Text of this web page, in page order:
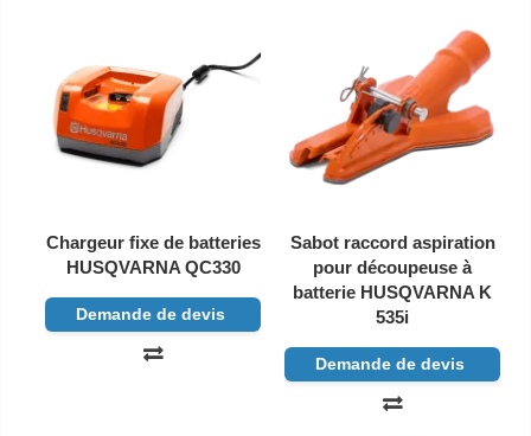
Chargeur fixe de batteries
HUSQVARNA QC330
Demande de devis
Sabot raccord aspiration
pour découpeuse à
batterie HUSQVARNA K
535i
Demande de devis